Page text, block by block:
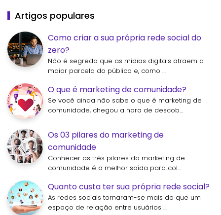
Artigos populares
Como criar a sua própria rede social do
zero?
Não é segredo que as mídias digitais atraem a
maior parcela do público e, como …
O que é marketing de comunidade?
Se você ainda não sabe o que é marketing de
comunidade, chegou a hora de descob…
Os 03 pilares do marketing de
comunidade
Conhecer os três pilares do marketing de
comunidade é a melhor saída para col…
Quanto custa ter sua própria rede social?
As redes sociais tornaram-se mais do que um
espaço de relação entre usuários …